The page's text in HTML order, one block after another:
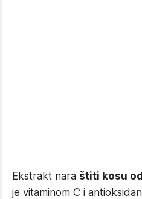
Ekstrakt nara štiti kosu
je vitaminom C i